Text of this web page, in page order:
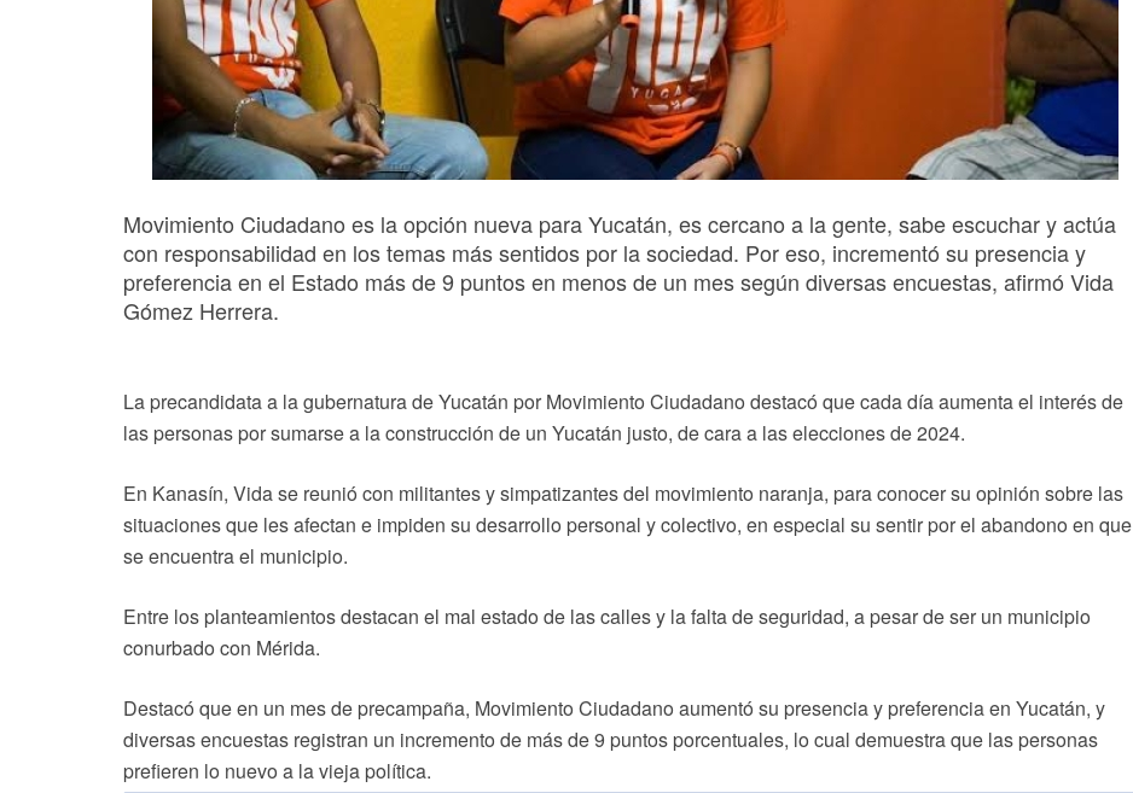
Movimiento Ciudadano es la opción nueva para Yucatán, es cercano a la gente, sabe escuchar y actúa
con responsabilidad en los temas más sentidos por la sociedad. Por eso, incrementó su presencia y
preferencia en el Estado más de 9 puntos en menos de un mes según diversas encuestas, afirmó Vida
Gómez Herrera.
La precandidata a la gubernatura de Yucatán por Movimiento Ciudadano destacó que cada día aumenta el interés de
las personas por sumarse a la construcción de un Yucatán justo, de cara a las elecciones de 2024.
En Kanasín, Vida se reunió con militantes y simpatizantes del movimiento naranja, para conocer su opinión sobre las
situaciones que les afectan e impiden su desarrollo personal y colectivo, en especial su sentir por el abandono en que
se encuentra el municipio.
Entre los planteamientos destacan el mal estado de las calles y la falta de seguridad, a pesar de ser un municipio
conurbado con Mérida.
Destacó que en un mes de precampaña, Movimiento Ciudadano aumentó su presencia y preferencia en Yucatán, y
diversas encuestas registran un incremento de más de 9 puntos porcentuales, lo cual demuestra que las personas
prefieren lo nuevo a la vieja política.